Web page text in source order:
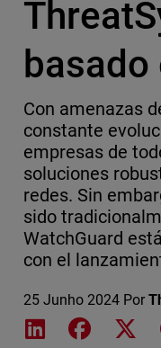
basado
Con amenazas
constante
empresas de
soluciones
redes. Sin
sido
WatchGuard
con el
25 Junho 2024 Por
Share onShare on